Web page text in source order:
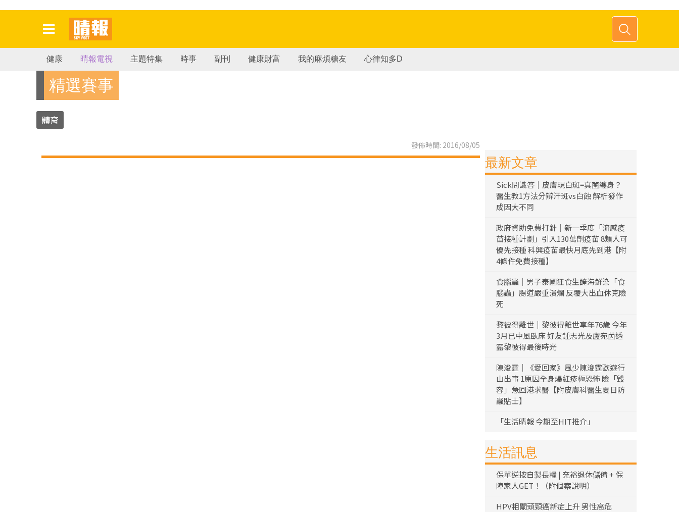
健康 晴報電視 主題特集 時事 副刊 健康財富 我的麻煩糖友 心律知多D
精選賽事
體育
發佈時間: 2016/08/05
最新文章
Sick問識答｜皮膚現白斑=真菌纏身？
醫生教1方法分辨汗斑vs白蝕 解析發作
成因大不同
政府資助免費打針｜新一季度「流感疫
苗接種計劃」引入130萬劑疫苗 8類人可
優先接種 科興疫苗最快月底先到港【附
4條件免費接種】
食腦蟲｜男子泰國狂食生醃海鮮染「食
腦蟲」腸道嚴重潰爛 反覆大出血休克險
死
黎彼得離世｜黎彼得離世享年76歲 今年
3月已中風臥床 好友鍾志光及盧宛茵透
露黎彼得最後時光
陳浚霆｜《愛回家》風少陳浚霆歐遊行
山出事 1原因全身爆紅疹極恐怖 險「毀
容」急回港求醫【附皮膚科醫生夏日防
蟲貼士】
「生活晴報 今期至HIT推介」
生活訊息
保單逆按自製長糧 | 充裕退休儲備 + 保
障家人GET！（附個案說明）
HPV相關頭頸癌新症上升 男性高危